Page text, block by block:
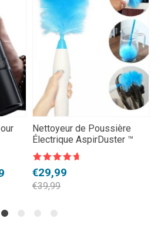
Nettoyeur de Poussière
Électrique AspirDuster ™
sur 5
€39,99
Le
prix
€29,99
Le
prix